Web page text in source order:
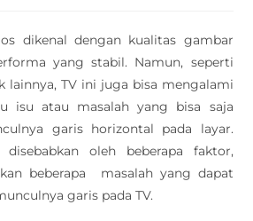
dikenal dengan kualitas gambar
yang stabil. Namun, seperti
lainnya, TV ini juga bisa mengalami
isu atau masalah yang bisa saja
garis horizontal pada layar.
oleh beberapa faktor,
beberapa masalah yang dapat
garis pada TV.